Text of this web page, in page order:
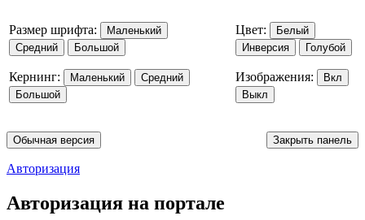
Размер шрифта:
Маленький
Средний
Большой
Кернинг: Маленький
Средний
Большой
Цвет:
Белый
Инверсия
Голубой
Изображения:
Вкл
Выкл
Обычная версия Закрыть панель
Авторизация
Авторизация на портале